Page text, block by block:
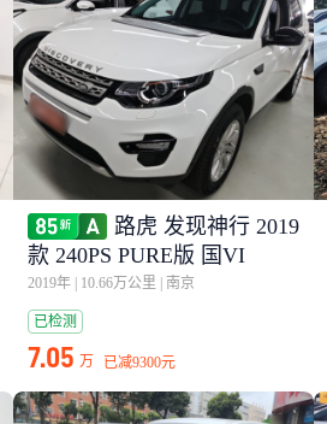
路虎 发现神行 2019
款 240PS PURE版 国VI
2019年 10.66万公里 南京
已检测
7.05 万 已减9300元